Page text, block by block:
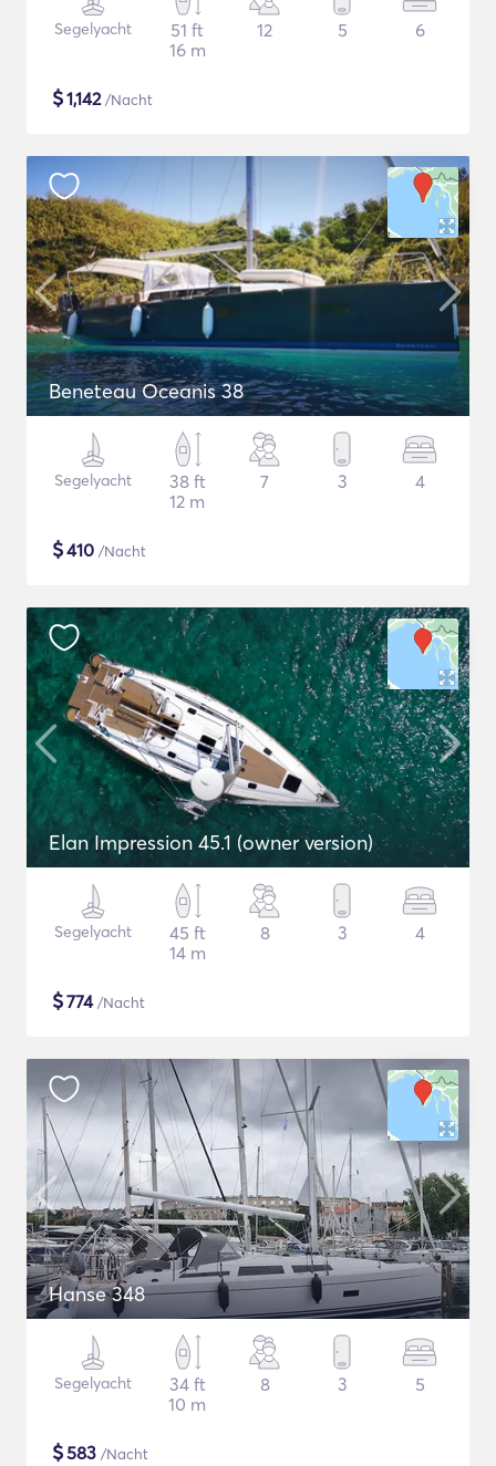
Segelyacht
51 ft
16 m
12 5 6
$1,142/Nacht
Beneteau Oceanis 38
Segelyacht
38 ft
12 m
7 3 4
$410 /Nacht
Elan Impression 45.1 (owner version)
Segelyacht
45 ft
14 m
8 3 4
$774/Nacht
Hanse 348
Segelyacht
34 ft
10 m
8 3 5
$583 /Nacht